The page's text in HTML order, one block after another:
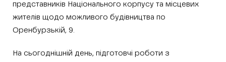
представників Національного корпусу та місцевих
жителів щодо можливого будівництва по
Оренбурзькій, 9.
На сьогоднішній день, підготовчі роботи з